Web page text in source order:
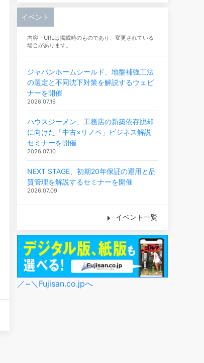
イベント
内容・URLは掲載時のものであり、変更されている
場合があります。
ジャパンホームシールド、地盤補強工法
の選定と不同沈下対策を解説するウェビ
ナーを開催
2026.07.16
ハウスジーメン、工務店の新築依存脱却
に向けた「中古×リノベ」ビジネス解説
セミナーを開催
2026.07.10
NEXT STAGE、初期20年保証の運用と品
質管理を解説するセミナーを開催
2026.07.09
イベント一覧
／~＼Fujisan.co.jpへ